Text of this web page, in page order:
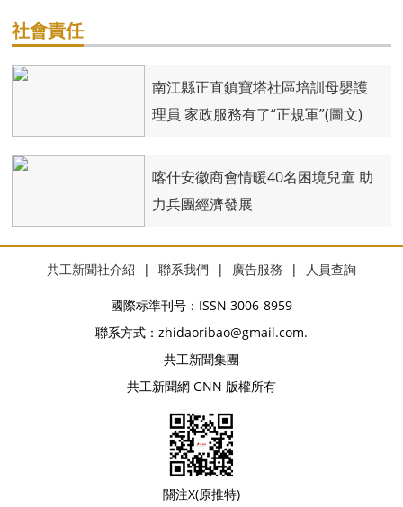
會首發
社會責任
南江縣正直鎮寶塔社區培訓母嬰護
理員 家政服務有了“正規軍”(圖文)
喀什安徽商會情暖40名困境兒童 助
力兵團經濟發展
共工新聞社介紹 | 聯系我們 | 廣告服務 | 人員查詢
國際标準刊号：ISSN 3006-8959
聯系方式：zhidaoribao@gmail.com.
共工新聞集團
共工新聞網 GNN 版權所有
關注X(原推特)